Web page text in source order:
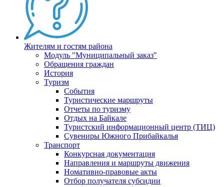
Жителям и гостям района
Модуль "Муниципальный заказ"
Обращения граждан
История
Туризм
События
Туристические маршруты
Отчеты по туризму
Отдых на Байкале
Туристский информационный центр (ТИЦ)
Сувениры Южного Прибайкалья
Транспорт
Конкурсная документация
Направления и маршруты движения
Номативно-правовые акты
Отбор получателя субсидии